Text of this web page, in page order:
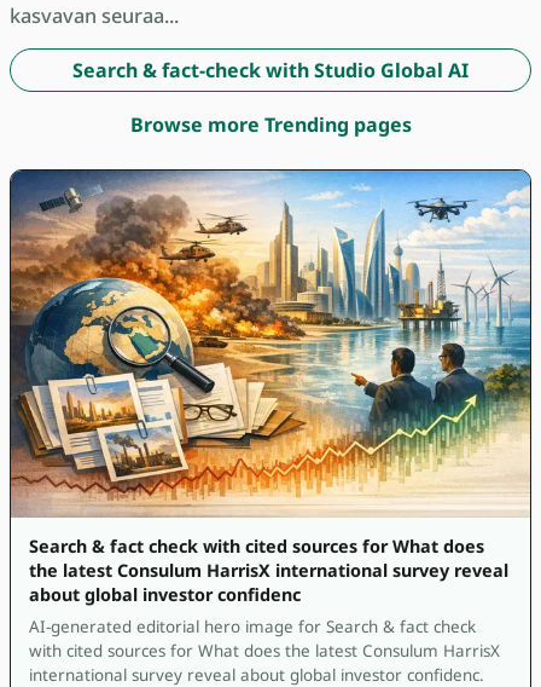
kasvavan seuraa...
Search & fact-check with Studio Global AI
Browse more Trending pages
Search & fact check with cited sources for What does
the latest Consulum HarrisX international survey reveal
about global investor confidenc
AI-generated editorial hero image for Search & fact check
with cited sources for What does the latest Consulum HarrisX
international survey reveal about global investor confidenc.